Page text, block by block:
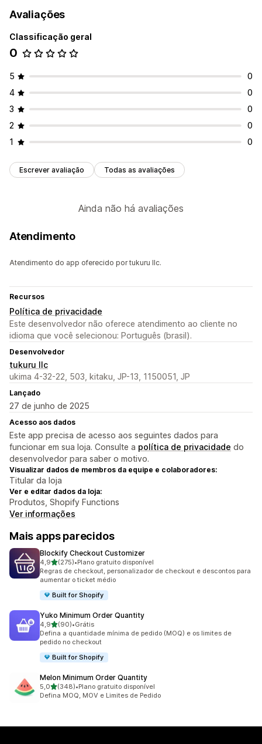
Avaliações
Classificação geral
0
5
0
4
0
3
0
2
0
1
0
Escrever avaliação Todas as avaliações
Ainda não há avaliações
Atendimento
Atendimento do app oferecido por tukuru llc.
Recursos
Política de privacidade
Este desenvolvedor não oferece atendimento ao cliente no
idioma que você selecionou: Português (brasil).
Desenvolvedor
tukuru llc
ukima 4-32-22, 503, kitaku, JP-13, 1150051, JP
Lançado
27 de junho de 2025
Acesso aos dados
Este app precisa de acesso aos seguintes dados para
funcionar em sua loja. Consulte a política de privacidade do
desenvolvedor para saber o motivo.
Visualizar dados de membros da equipe e colaboradores:
Titular da loja
Ver e editar dados da loja:
Produtos, Shopify Functions
Ver informações
Mais apps parecidos
Blockify Checkout Customizer
4,9de 5 estrelas
(275)
275 avaliações ao todo
•Plano gratuito disponível
Regras de checkout, personalizador de checkout e descontos para
aumentar o ticket médio
Built for Shopify
Yuko Minimum Order Quantity
4,9de 5 estrelas
(90)
90 avaliações ao todo
•Grátis
Defina a quantidade mínima de pedido (MOQ) e os limites de
pedido no checkout
Built for Shopify
Melon Minimum Order Quantity
5,0de 5 estrelas
(348)
348 avaliações ao todo
•Plano gratuito disponível
Defina MOQ, MOV e Limites de Pedido